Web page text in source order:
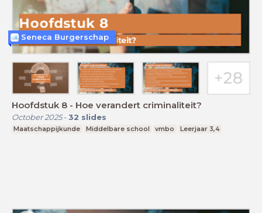
Hoofdstuk 8 - Hoe verandert criminaliteit?
October 2025- 32 slides
Maatschappijkunde Middelbare school vmbo Leerjaar 3,4
Seneca Burgerschap